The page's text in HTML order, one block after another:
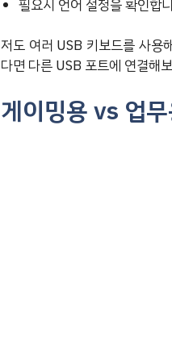
필요시 언어 설정을 확인합
저도 여러 USB 키보드를 사용
다면 다른 USB 포트에 연결해
게이밍용 vs 업